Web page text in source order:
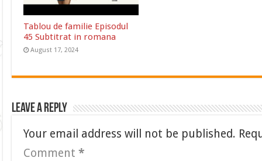
Tablou de familie Episodul
45 Subtitrat in romana
August 17, 2024
Leave a Reply
Your email address will not be published.
Comment*